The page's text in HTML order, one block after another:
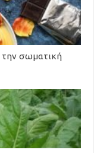
την σωματική